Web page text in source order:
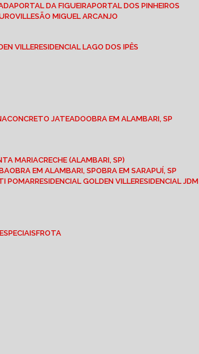
PORTAL DA FIGUEIRA PORTAL DOS PINHEIROS
SÃO MIGUEL ARCANJO
VILLE RESIDENCIAL LAGO DOS IPÊS
CONCRETO JATEADO
OBRA EM ALAMBARI, SP
MARIA CRECHE (ALAMBARI, SP)
OBRA EM ALAMBARI, SP
OBRA EM SARAPUÍ, SP
POMAR RESIDENCIAL GOLDEN VILLE RESIDENCIAL JDM
ESPECIAIS FROTA